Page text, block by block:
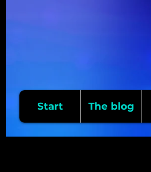
Start The blog